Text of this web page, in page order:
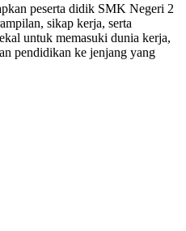
peserta didik SMK Negeri 2
sikap kerja, serta
untuk memasuki dunia kerja,
pendidikan ke jenjang yang